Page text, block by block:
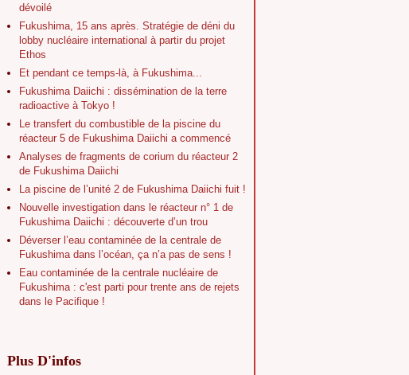
dévoilé
Fukushima, 15 ans après. Stratégie de déni du
lobby nucléaire international à partir du projet
Ethos
Et pendant ce temps-là, à Fukushima...
Fukushima Daiichi : dissémination de la terre
radioactive à Tokyo !
Le transfert du combustible de la piscine du
réacteur 5 de Fukushima Daiichi a commencé
Analyses de fragments de corium du réacteur 2
de Fukushima Daiichi
La piscine de l’unité 2 de Fukushima Daiichi fuit !
Nouvelle investigation dans le réacteur n° 1 de
Fukushima Daiichi : découverte d’un trou
Déverser l’eau contaminée de la centrale de
Fukushima dans l’océan, ça n’a pas de sens !
Eau contaminée de la centrale nucléaire de
Fukushima : c'est parti pour trente ans de rejets
dans le Pacifique !
Plus D'infos